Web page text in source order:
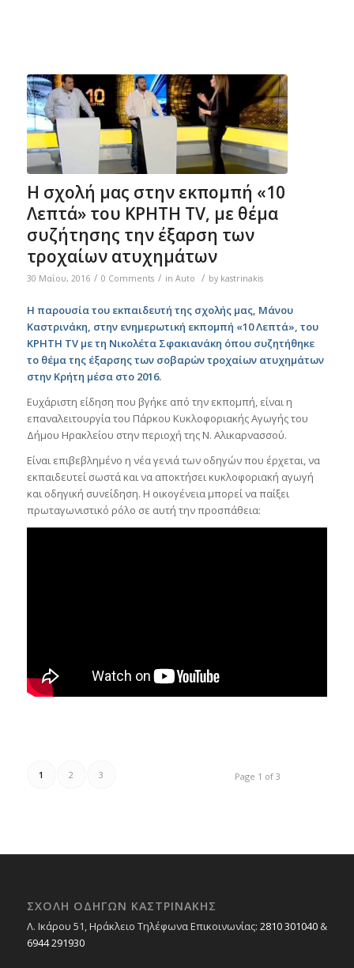
H σχολή μας στην εκπομπή «10
Λεπτά» του ΚΡΗΤΗ TV, με θέμα
συζήτησης την έξαρση των
τροχαίων ατυχημάτων
30 Μαΐου, 2016 / 0 Comments / in Auto / by kastrinakis
Η παρουσία του εκπαιδευτή της σχολής μας, Μάνου
Καστρινάκη, στην ενημερωτική εκπομπή «10 Λεπτά», του
ΚΡΗΤΗ TV με τη Νικολέτα Σφακιανάκη όπου συζητήθηκε
το θέμα της έξαρσης των σοβαρών τροχαίων ατυχημάτων
στην Κρήτη μέσα στο 2016.
Ευχάριστη είδηση που βγήκε από την εκπομπή, είναι η
επαναλειτουργία του Πάρκου Κυκλοφοριακής Αγωγής του
Δήμου Ηρακλείου στην περιοχή της Ν. Αλικαρνασσού.
Είναι επιβεβλημένο η νέα γενιά των οδηγών που έρχεται, να
εκπαιδευτεί σωστά και να αποκτήσει κυκλοφοριακή αγωγή
και οδηγική συνείδηση. Η οικογένεια μπορεί να παίξει
πρωταγωνιστικό ρόλο σε αυτή την προσπάθεια:
Page 1 of 3
1 2 3
ΣΧΟΛΉ ΟΔΗΓΏΝ ΚΑΣΤΡΙΝΆΚΗΣ
Λ. Ικάρου 51, Ηράκλειο Τηλέφωνα Επικοινωνίας: 2810 301040&
6944 291930